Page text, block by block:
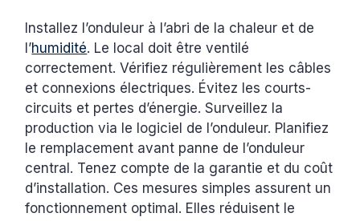
Installez l’onduleur à l’abri de la chaleur et de
l’humidité. Le local doit être ventilé
correctement. Vérifiez régulièrement les câbles
et connexions électriques. Évitez les courts-
circuits et pertes d’énergie. Surveillez la
production via le logiciel de l’onduleur. Planifiez
le remplacement avant panne de l’onduleur
central. Tenez compte de la garantie et du coût
d’installation. Ces mesures simples assurent un
fonctionnement optimal. Elles réduisent le